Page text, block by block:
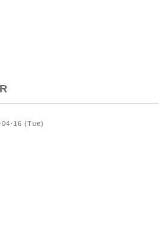
04-16 (Tue)